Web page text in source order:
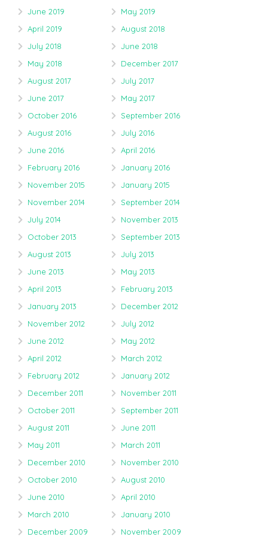
June 2019
May 2019
April 2019
August 2018
July 2018
June 2018
May 2018
December 2017
August 2017
July 2017
June 2017
May 2017
October 2016
September 2016
August 2016
July 2016
June 2016
April 2016
February 2016
January 2016
November 2015
January 2015
November 2014
September 2014
July 2014
November 2013
October 2013
September 2013
August 2013
July 2013
June 2013
May 2013
April 2013
February 2013
January 2013
December 2012
November 2012
July 2012
June 2012
May 2012
April 2012
March 2012
February 2012
January 2012
December 2011
November 2011
October 2011
September 2011
August 2011
June 2011
May 2011
March 2011
December 2010
November 2010
October 2010
August 2010
June 2010
April 2010
March 2010
January 2010
December 2009
November 2009